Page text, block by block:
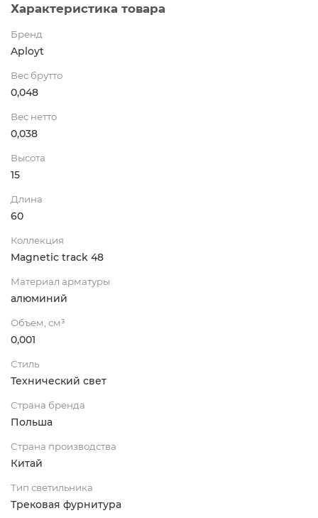
Характеристика товара
Бренд
Aployt
Вес брутто
0,048
Вес нетто
0,038
Высота
15
Длина
60
Коллекция
Magnetic track 48
Материал арматуры
алюминий
Объем, см³
0,001
Стиль
Технический свет
Страна бренда
Польша
Страна производства
Китай
Тип светильника
Трековая фурнитура